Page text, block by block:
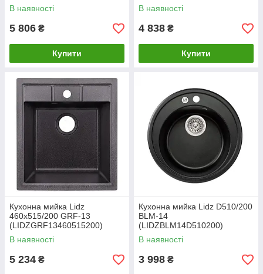
В наявності
5 806 ₴
Купити
В наявності
4 838 ₴
Купити
Кухонна мийка Lidz
460х515/200 GRF-13
(LIDZGRF13460515200)
В наявності
5 234 ₴
Кухонна мийка Lidz D510/200
BLM-14
(LIDZBLM14D510200)
В наявності
3 998 ₴